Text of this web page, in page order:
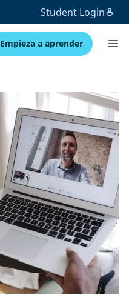
Student Login
Empieza a aprender